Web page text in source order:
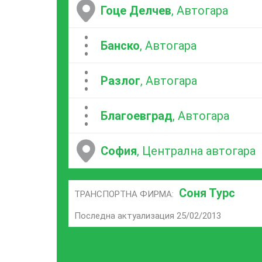
Гоце Делчев, Автогара
...Банско, Автогара
...Разлог, Автогара
...Благоевград, Автогара
София, Централна автогара
ТРАНСПОРТНА ФИРМА: Соня Турс
Последна актуализация 25/02/2013